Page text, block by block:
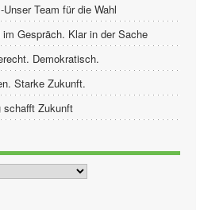
Team für die Wahl
Gespräch. Klar in der Sache
Demokratisch.
Starke Zukunft.
schafft Zukunft